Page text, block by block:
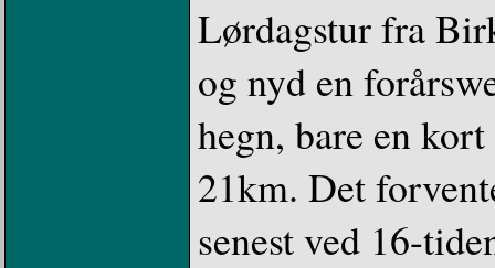
Lørdagstur fra
og nyd en
hegn, bare en
21km. Det
senest ved 16-